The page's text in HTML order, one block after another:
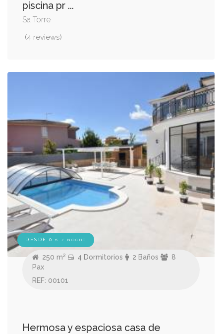
piscina pr ...
Sa Torre
(4 reviews)
DESDE 0 € / NOCHE
250 m2 4 Dormitorios 2 Baños
8
Pax
REF: 00101
Hermosa y espaciosa casa de